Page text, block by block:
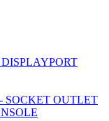
SOCKET OUTLET